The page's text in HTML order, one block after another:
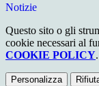
Notizie
Questo sito o gli
cookie necessari al
COOKIE POLICY.
Personalizza